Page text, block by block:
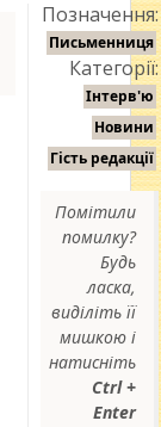
Позначення:
Письменниця
Категорії:
Інтерв'ю
Новини
Гість редакції
Помітили
помилку?
Будь
ласка,
виділіть її
мишкою і
натисніть
Ctrl +
Enter